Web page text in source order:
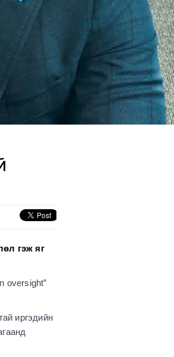
гэж яг
oversight”
иргэдийн